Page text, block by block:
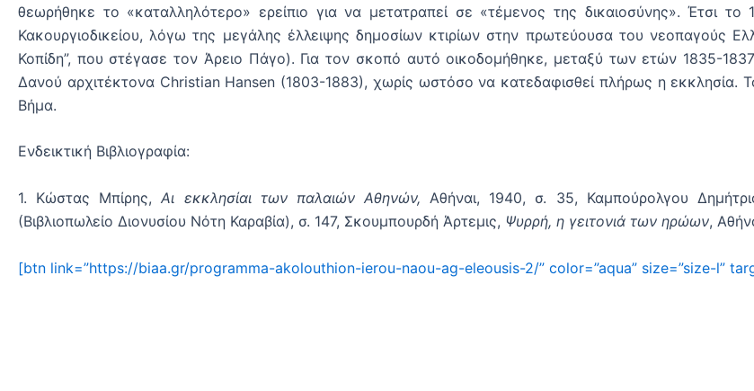
θεωρήθηκε το «καταλληλότερο» ερείπιο για να μετατραπεί σε «τέμενος της δικαιοσύνης». Έτσι
Κακουργιοδικείου, λόγω της μεγάλης έλλειψης δημοσίων κτιρίων στην πρωτεύουσα του νεοπαγούς
Κοπίδη”, που στέγασε τον Άρειο Πάγο). Για τον σκοπό αυτό οικοδομήθηκε, μεταξύ των ετών 1835-
Δανού αρχιτέκτονα Christian Hansen (1803-1883), χωρίς ωστόσο να κατεδαφισθεί πλήρως η εκκλησία.
Βήμα.
Ενδεικτική Βιβλιογραφία:
1. Κώστας Μπίρης,Αι εκκλησίαι των παλαιών Αθηνών, Αθήναι, 1940, σ. 35, Καμπούρολγου
(Βιβλιοπωλείο Διονυσίου Νότη Καραβία), σ. 147, Σκουμπουρδή Άρτεμις, Ψυρρή, η γειτονιά των ηρώων,
[btn link=”https://biaa.gr/programma-akolouthion-ierou-naou-ag-eleousis-2/” color=”aqua” size=”size-l”